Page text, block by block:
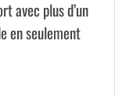
avec plus d’un
en seulement